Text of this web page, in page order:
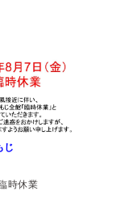
ホーム
じ
時休業